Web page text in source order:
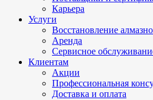
Карьера
Услуги
Восстановление
Аренда
Сервисное
Клиентам
Акции
Профессиональная
Доставка и оплата